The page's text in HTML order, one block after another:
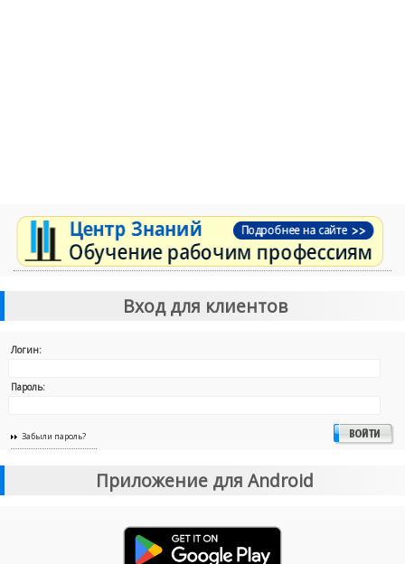
Вход для клиентов
Логин:
Пароль:
Забыли пароль?
Приложение для Android